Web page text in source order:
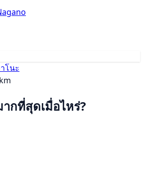
โนะ
กที่สุดเมื่อไหร่?